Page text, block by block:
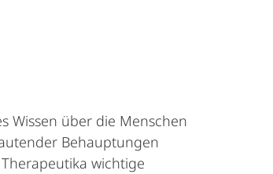
Wissen über die Menschen
Behauptungen
wichtige